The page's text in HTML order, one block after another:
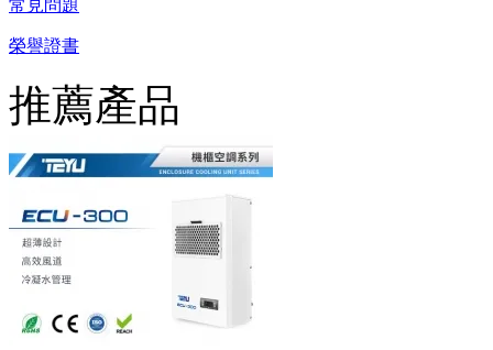
常見問題
榮譽證書
推薦產品